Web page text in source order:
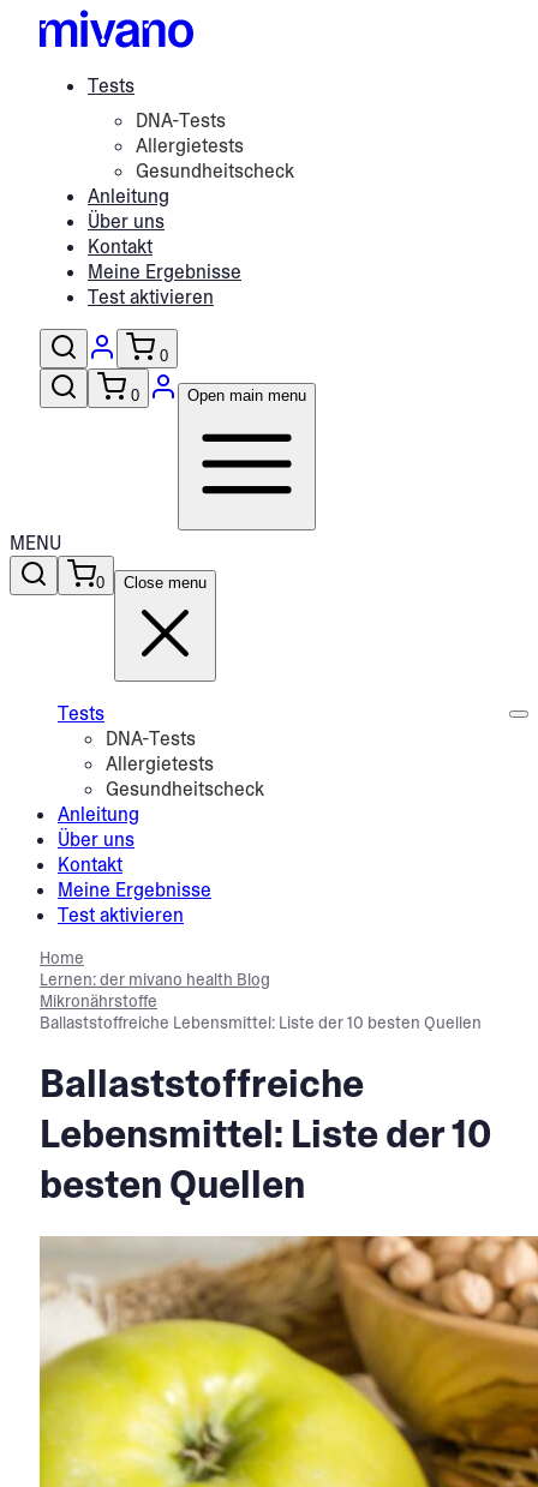
Tests
DNA-Tests
Allergietests
Gesundheitscheck
Anleitung
Über uns
Kontakt
Meine Ergebnisse
Test aktivieren
0
0 Open main menu
MENU
0 Close menu
Tests
DNA-Tests
Allergietests
Gesundheitscheck
Anleitung
Über uns
Kontakt
Meine Ergebnisse
Test aktivieren
Home
Lernen: der mivano health Blog
Mikronährstoffe
Ballaststoffreiche Lebensmittel: Liste der 10 besten Quellen
Ballaststoffreiche
Lebensmittel: Liste der 10
besten Quellen